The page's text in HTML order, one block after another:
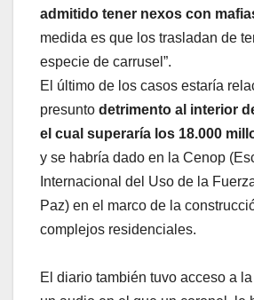
admitido tener nexos con
medida es que los trasladan de
especie de carrusel”.
El último de los casos estaría
presunto detrimento al interior
el cual superaría los 18.000
y se habría dado en la Cenop
Internacional del Uso de la
Paz) en el marco de la
complejos residenciales.
El diario también tuvo acceso a